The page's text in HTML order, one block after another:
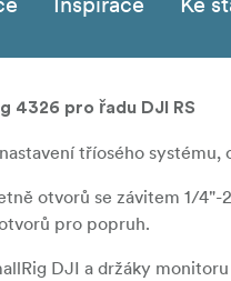
4326 pro řadu DJI RS
tříosého
otvorů se závitem 1/
pro popruh.
DJI a držáky monitoru